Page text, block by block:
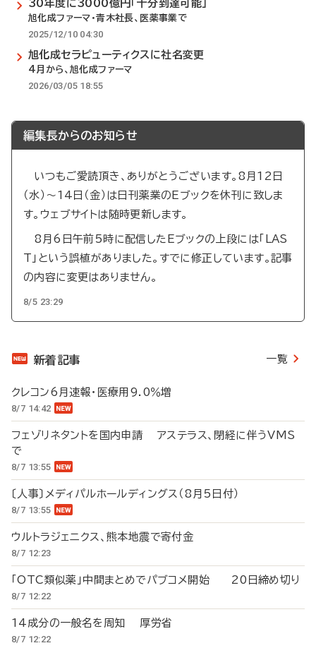
30年度に3000億円「十分到達可能」
旭化成ファーマ・青木社長、医薬事業で
2025/12/10 04:30
旭化成セラピューティクスに社名変更
4月から、旭化成ファーマ
2026/03/05 18:55
編集長からのお知らせ
いつもご愛読頂き、ありがとうございます。8月12日
（水）～14日（金）は日刊薬業のEブックを休刊に致しま
す。ウェブサイトは随時更新します。
8月6日午前5時に配信したEブックの上段には「LAS
T」という誤植がありました。すでに修正しています。記事
の内容に変更はありません。
8/5 23:29
新着記事 一覧
クレコン6月速報・医療用9.0％増
8/7 14:42
フェゾリネタントを国内申請 アステラス、閉経に伴うVMS
で
8/7 13:55
〔人事〕メディパルホールディングス（8月5日付）
8/7 13:55
ウルトラジェニクス、熊本地震で寄付金
8/7 12:23
「OTC類似薬」中間まとめでパブコメ開始 20日締め切り
8/7 12:22
14成分の一般名を周知 厚労省
8/7 12:22